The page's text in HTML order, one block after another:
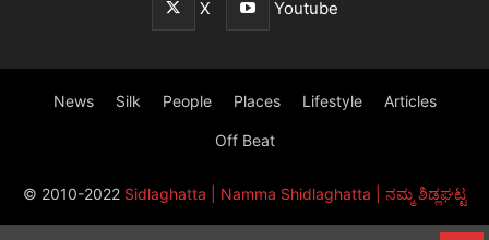
X Youtube
News Silk People Places Lifestyle Articles
Off Beat
© 2010-2022 Sidlaghatta | Namma Shidlaghatta | ನಮ್ಮ ಶಿಡ್ಲಘಟ್ಟ